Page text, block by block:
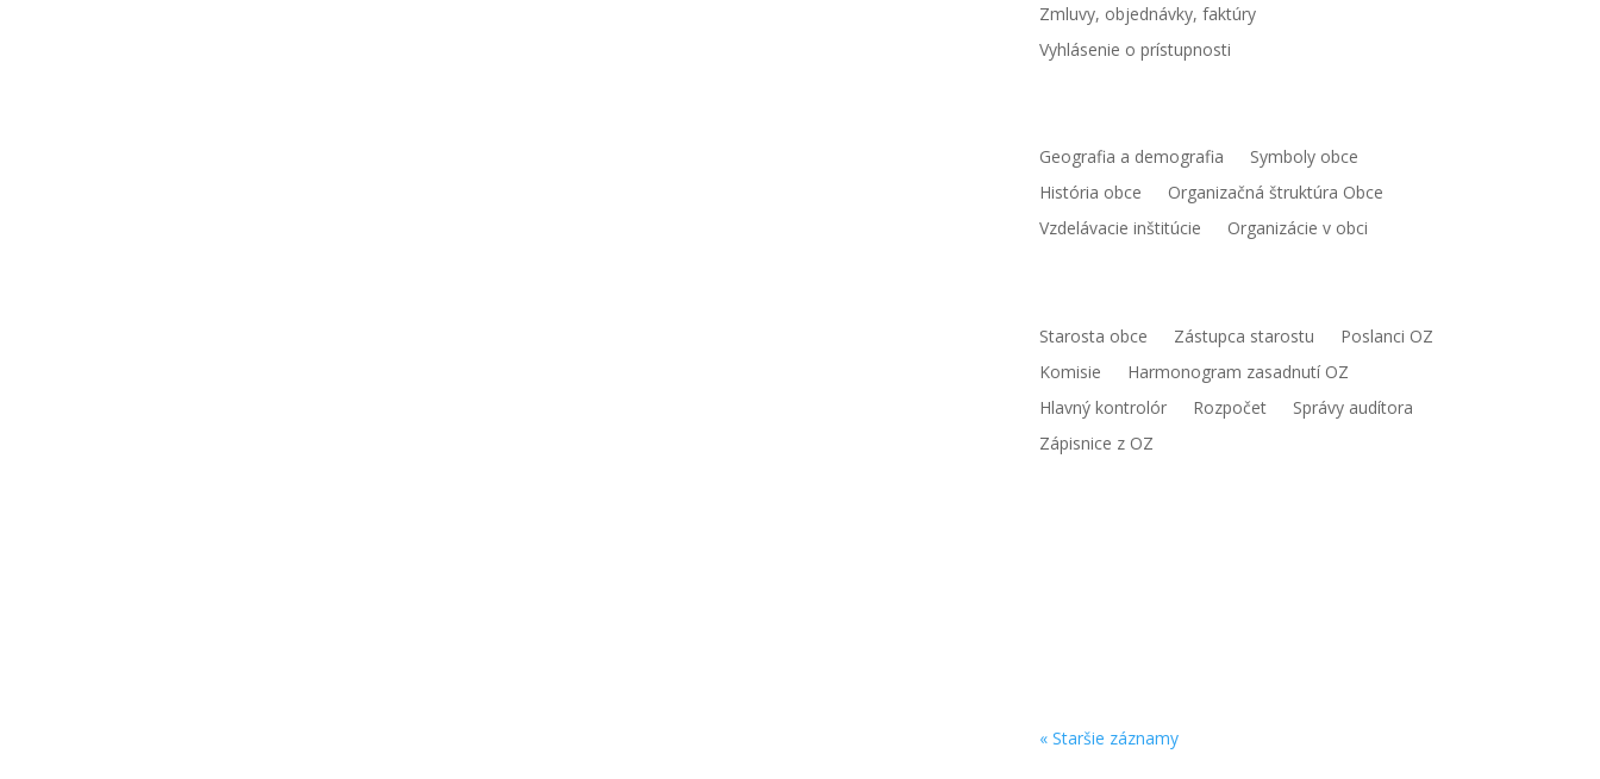
Zmluvy, objednávky, faktúry
Vyhlásenie o prístupnosti
Geografia a demografia
Symboly obce
História obce
Organizačná štruktúra Obce
Vzdelávacie inštitúcie
Organizácie v obci
Starosta obce Zástupca starostu
Poslanci OZ
Komisie
Harmonogram zasadnutí OZ
Hlavný kontrolór
Rozpočet
Správy audítora
Zápisnice z OZ
« Staršie záznamy